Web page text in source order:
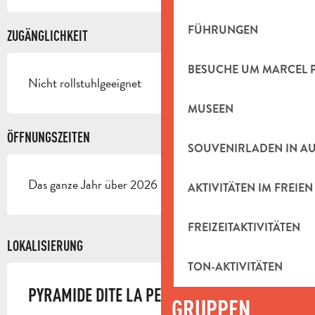
FÜHRUNGEN
BESUCHE UM MARCEL
MUSEEN
SOUVENIRLADEN IN
AKTIVITÄTEN IM FREIEN
FREIZEITAKTIVITÄTEN
TON-AKTIVITÄTEN
GRUPPEN
ZUGÄNGLICHKEIT
Nicht rollstuhlgeeignet
ÖFFNUNGSZEITEN
Das ganze Jahr über 2026 - Geöffnet jeden tag
LOKALISIERUNG
PYRAMIDE DITE LA PENELLE